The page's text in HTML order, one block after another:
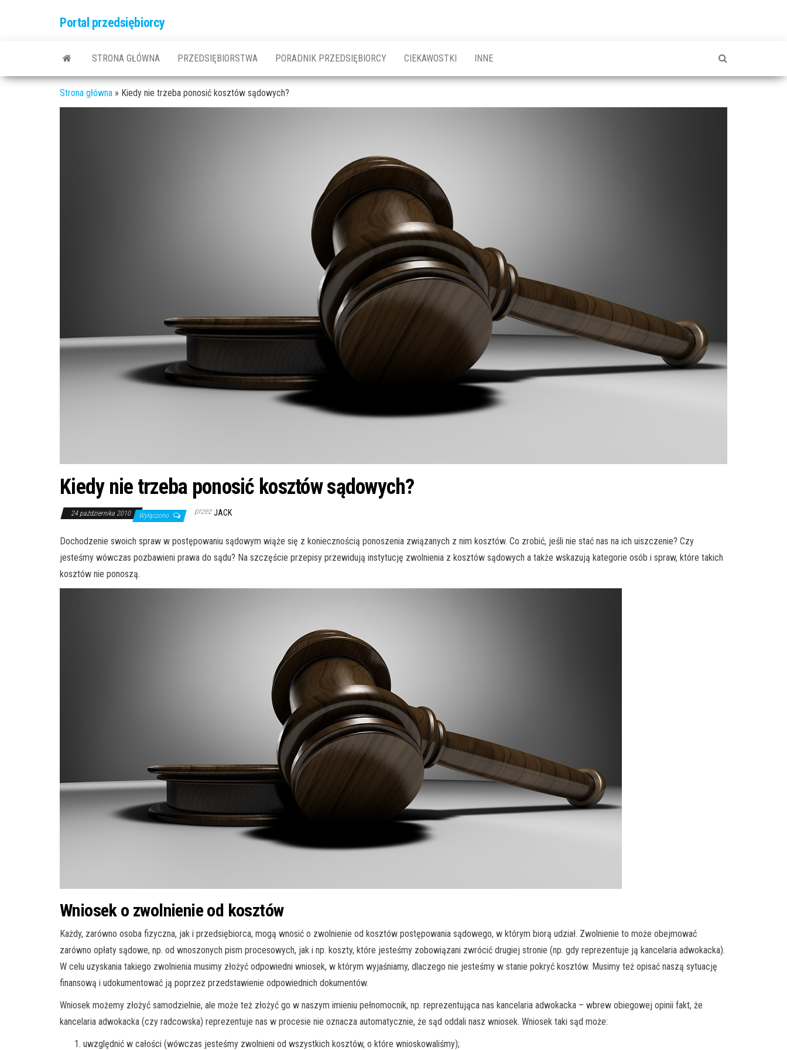
Portal przedsiębiorcy
STRONA GŁÓWNA PRZEDSIĘBIORSTWA PORADNIK PRZEDSIĘBIORCY CIEKAWOSTKI INNE
Strona główna » Kiedy nie trzeba ponosić kosztów sądowych?
Kiedy nie trzeba ponosić kosztów sądowych?
24 października 2010 Wyłączono przez JACK
Dochodzenie swoich spraw w postępowaniu sądowym wiąże się z koniecznością ponoszenia związanych z nim kosztów. Co zrobić, jeśli nie stać nas na ich uiszczenie? Czy
jesteśmy wówczas pozbawieni prawa do sądu? Na szczęście przepisy przewidują instytucję zwolnienia z kosztów sądowych a także wskazują kategorie osób i spraw, które takich
kosztów nie ponoszą.
Wniosek o zwolnienie od kosztów
Każdy, zarówno osoba fizyczna, jak i przedsiębiorca, mogą wnosić o zwolnienie od kosztów postępowania sądowego, w którym biorą udział. Zwolnienie to może obejmować
zarówno opłaty sądowe, np. od wnoszonych pism procesowych, jak i np. koszty, które jesteśmy zobowiązani zwrócić drugiej stronie (np. gdy reprezentuje ją kancelaria adwokacka).
W celu uzyskania takiego zwolnienia musimy złożyć odpowiedni wniosek, w którym wyjaśniamy, dlaczego nie jesteśmy w stanie pokryć kosztów. Musimy też opisać naszą sytuację
finansową i udokumentować ją poprzez przedstawienie odpowiednich dokumentów.
Wniosek możemy złożyć samodzielnie, ale może też złożyć go w naszym imieniu pełnomocnik, np. reprezentująca nas kancelaria adwokacka – wbrew obiegowej opinii fakt, że
kancelaria adwokacka (czy radcowska) reprezentuje nas w procesie nie oznacza automatycznie, że sąd oddali nasz wniosek. Wniosek taki sąd może:
uwzględnić w całości (wówczas jesteśmy zwolnieni od wszystkich kosztów, o które wnioskowaliśmy);